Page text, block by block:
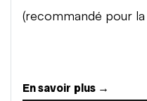
(recommandé pour la
En savoir plus →